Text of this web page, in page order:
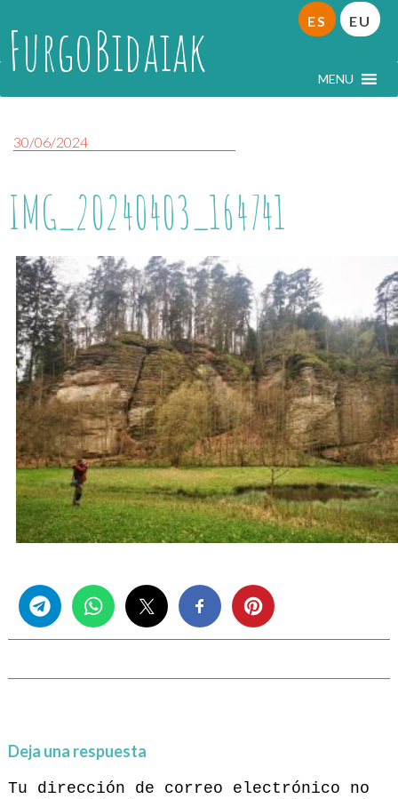
FurgoBidaiak MENU
ES EU
30/06/2024
IMG_20240403_164741
Deja una respuesta
Tu dirección de correo electrónico no